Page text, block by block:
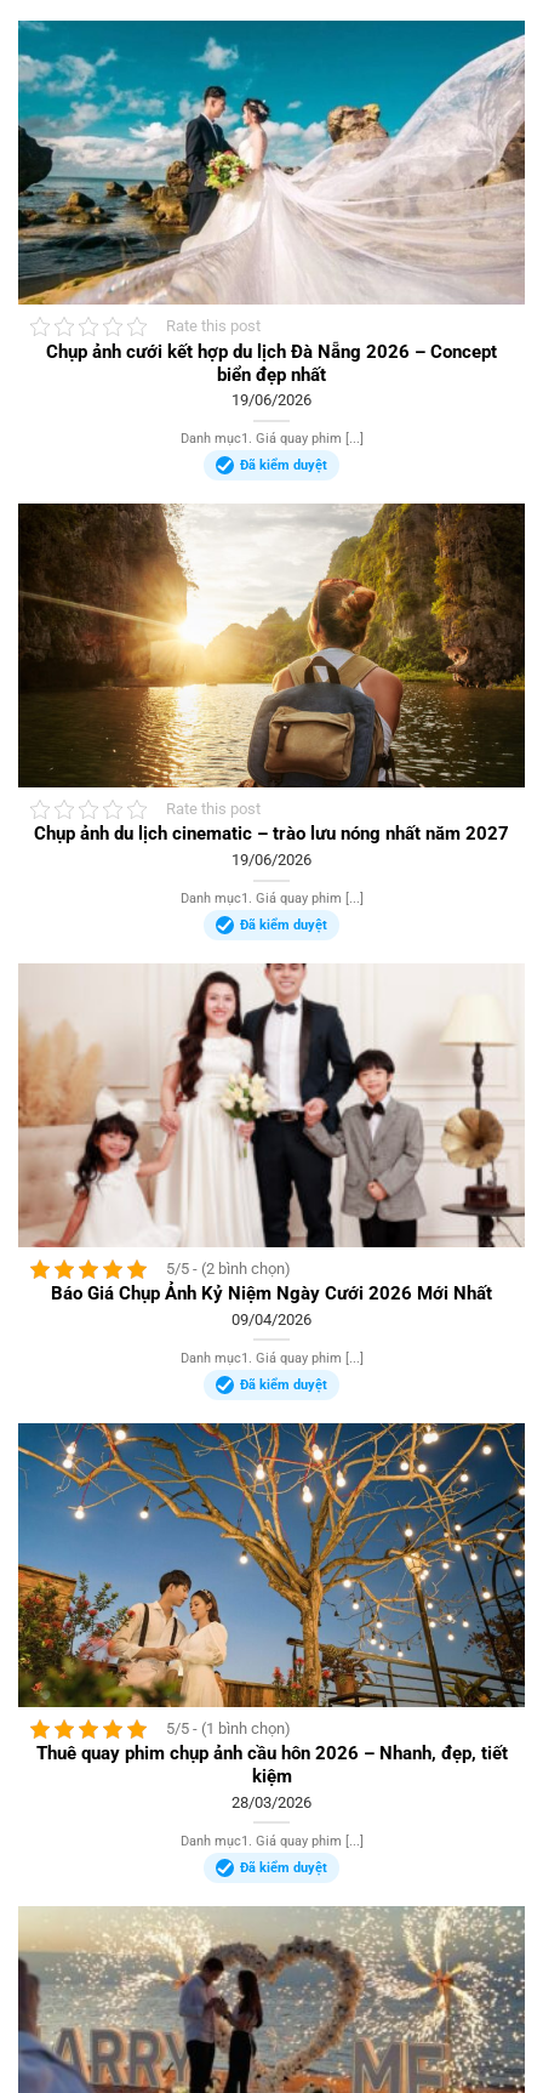
Rate this post
Chụp ảnh cưới kết hợp du lịch Đà Nẵng 2026 – Concept
biển đẹp nhất
19/06/2026
Danh mục1. Giá quay phim [...]
Đã kiểm duyệt
Rate this post
Chụp ảnh du lịch cinematic – trào lưu nóng nhất năm 2027
19/06/2026
Danh mục1. Giá quay phim [...]
Đã kiểm duyệt
5/5 - (2 bình chọn)
Báo Giá Chụp Ảnh Kỷ Niệm Ngày Cưới 2026 Mới Nhất
09/04/2026
Danh mục1. Giá quay phim [...]
Đã kiểm duyệt
5/5 - (1 bình chọn)
Thuê quay phim chụp ảnh cầu hôn 2026 – Nhanh, đẹp, tiết
kiệm
28/03/2026
Danh mục1. Giá quay phim [...]
Đã kiểm duyệt